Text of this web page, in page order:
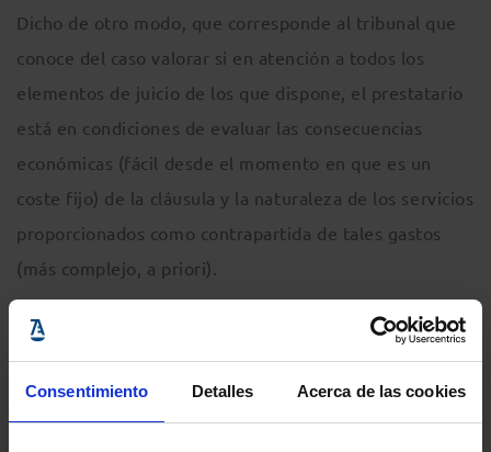
Consentimiento Detalles Acerca de las cookies
Dicho de otro modo, que corresponde al tribunal que
conoce del caso valorar si en atención a todos los
elementos de juicio de los que dispone, el prestatario
está en condiciones de evaluar las consecuencias
económicas (fácil desde el momento en que es un
coste fijo) de la cláusula y la naturaleza de los servicios
proporcionados como contrapartida de tales gastos
(más complejo, a priori).
Pero el TJUE no se detiene ahí, sino que establece